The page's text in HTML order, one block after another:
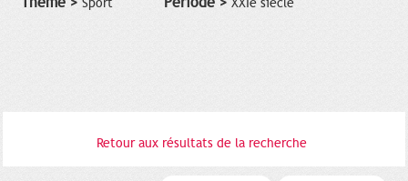
Sport XXIe siècle
Retour aux résultats de la recherche